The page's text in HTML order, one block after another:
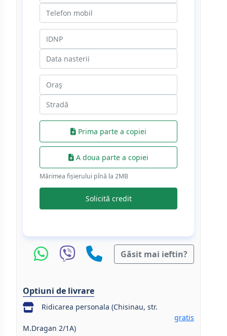
Prima parte a copiei
A doua parte a copiei
Mărimea fișierului pînă la 2МB
Solicită credit
Găsit mai ieftin?
Optiuni de livrare
Ridicarea personala (Chisinau, str.
M.Dragan 2/1A)
gratis